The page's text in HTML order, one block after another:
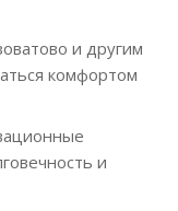
и другим
комфортом
и